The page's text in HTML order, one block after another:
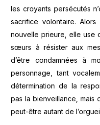
les croyants persécutés
sacrifice volontaire.
nouvelle prieure, elle use
sœurs à résister aux
d’être condamnées à
personnage, tant
détermination de la
pas la bienveillance, mais
peut-être autant de